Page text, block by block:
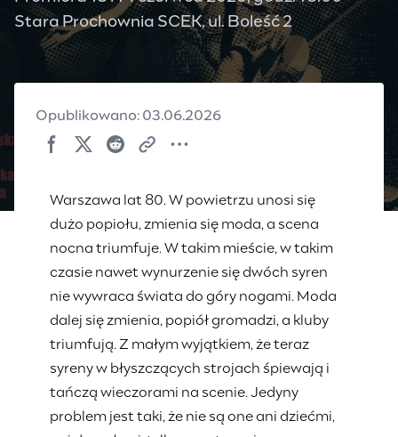
Stara Prochownia SCEK, ul. Boleść 2
Opublikowano: 03.06.2026
Warszawa lat 80. W powietrzu unosi się
dużo popiołu, zmienia się moda, a scena
nocna triumfuje. W takim mieście, w takim
czasie nawet wynurzenie się dwóch syren
nie wywraca świata do góry nogami. Moda
dalej się zmienia, popiół gromadzi, a kluby
triumfują. Z małym wyjątkiem, że teraz
syreny w błyszczących strojach śpiewają i
tańczą wieczorami na scenie. Jedyny
problem jest taki, że nie są one ani dziećmi,